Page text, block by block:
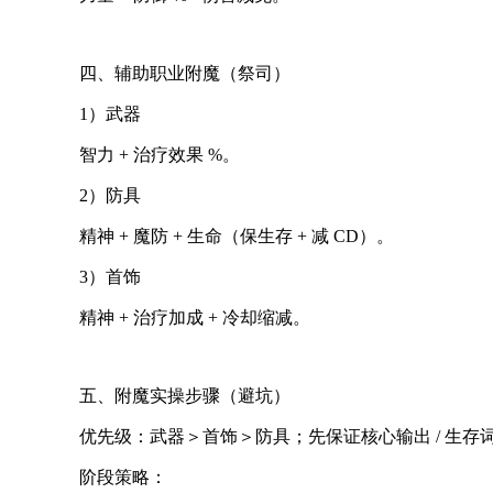
四、辅助职业附魔（祭司）
1）武器
智力 + 治疗效果 %。
2）防具
精神 + 魔防 + 生命（保生存 + 减 CD）。
3）首饰
精神 + 治疗加成 + 冷却缩减。
五、附魔实操步骤（避坑）
优先级：武器＞首饰＞防具；先保证核心输出 / 生存
阶段策略：